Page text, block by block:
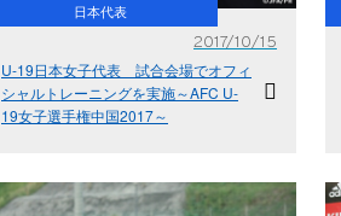
日本代表
2017/10/15
U-19日本女子代表 試合会場でオフィ
シャルトレーニングを実施～AFC U-
19女子選手権中国2017～